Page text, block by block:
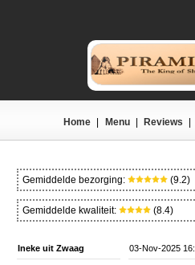
Home Menu Reviews
Gemiddelde bezorging: (9.2)
Gemiddelde kwaliteit: (8.4)
Ineke uit Zwaag 03-Nov-2025